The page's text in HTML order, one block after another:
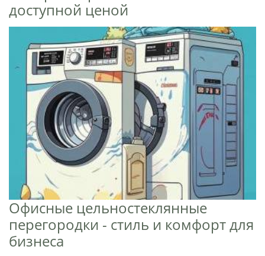
доступной ценой
Офисные цельностеклянные
перегородки - стиль и комфорт для
бизнеса